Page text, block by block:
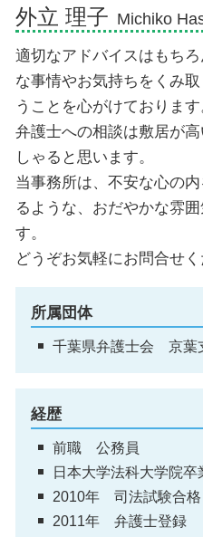
外立 理子 Michiko
適切なアドバイスはもち
な事情やお気持ちをくみ
うことを心がけております
弁護士への相談は敷居が
しゃると思います。
当事務所は、不安な心の
るような、おだやかな雰
す。
どうぞお気軽にお問合せく
所属団体
千葉県弁護士会 京葉
経歴
前職 公務員
日本大学法科大学院卒
2010年 司法試験合格
2011年 弁護士登録